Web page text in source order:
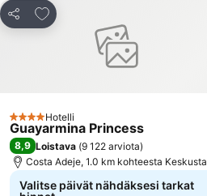
Jaa
Lisää suosikkeihin
4 Tähtiluokitus
Hotelli
Guayarmina Princess
8,9 Loistava (9 122 arviota)
Costa Adeje, 1.0 km kohteesta Keskusta
Valitse päivät nähdäksesi tarkat